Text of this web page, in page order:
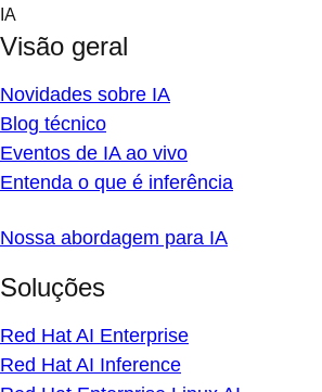
Skip
content
IA
Visão geral
Novidades sobre IA
Blog técnico
Eventos de IA ao vivo
Entenda o que é inferência
Nossa abordagem para IA
Soluções
Red Hat AI Enterprise
Red Hat AI Inference